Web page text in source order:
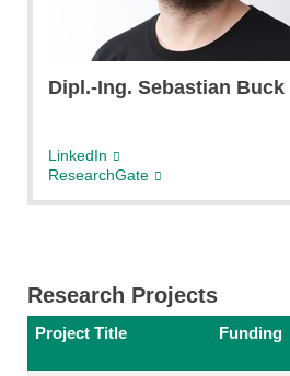
Dipl.-Ing. Sebastian Buck
LinkedIn
ResearchGate
Research Projects
Project Title Funding